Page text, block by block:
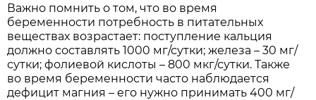
Важно помнить о том, что во время
беременности потребность в питательных
веществах возрастает: поступление кальция
должно составлять 1000 мг/сутки; железа – 30 мг/
сутки; фолиевой кислоты – 800 мкг/сутки. Также
во время беременности часто наблюдается
дефицит магния – его нужно принимать 400 мг/